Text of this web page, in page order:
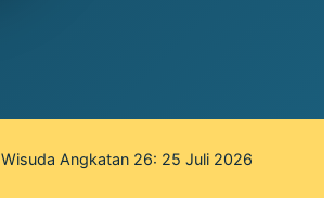
Wisuda Angkatan 26: 25 Juli 2026